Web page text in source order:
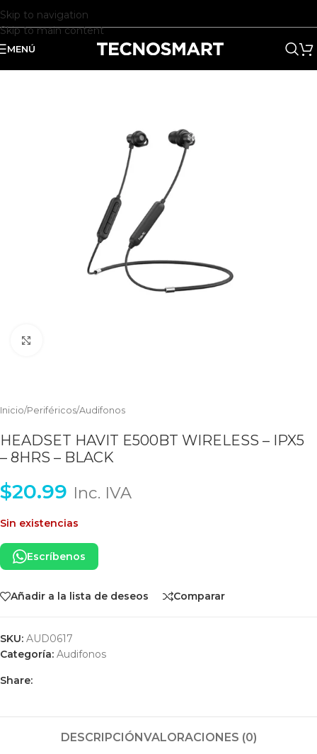
Skip to navigation
Skip to main content
MENÚ
Inicio/Periféricos/Audifonos
HEADSET HAVIT E500BT WIRELESS – IPX5
– 8HRS – BLACK
$20.99 Inc. IVA
Sin existencias
Escríbenos
Añadir a la lista de deseos Comparar
SKU: AUD0617
Categoría: Audifonos
Share:
DESCRIPCIÓNVALORACIONES (0)